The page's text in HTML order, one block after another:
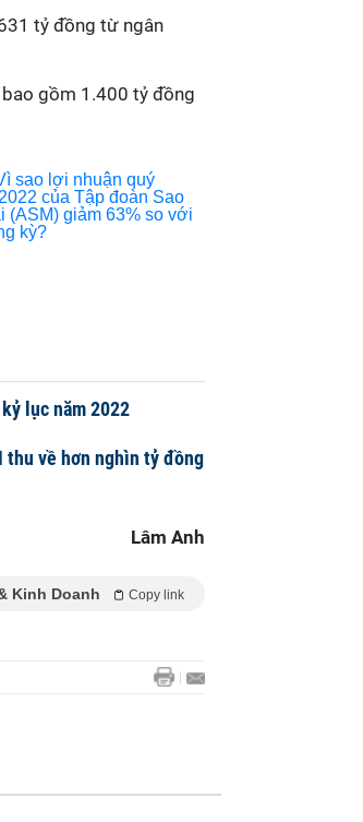
tỷ đồng từ ngân
gồm 1.400 tỷ đồng
lục năm 2022
thu về hơn nghìn tỷ đồng
Lâm Anh
Kinh Doanh Copy link